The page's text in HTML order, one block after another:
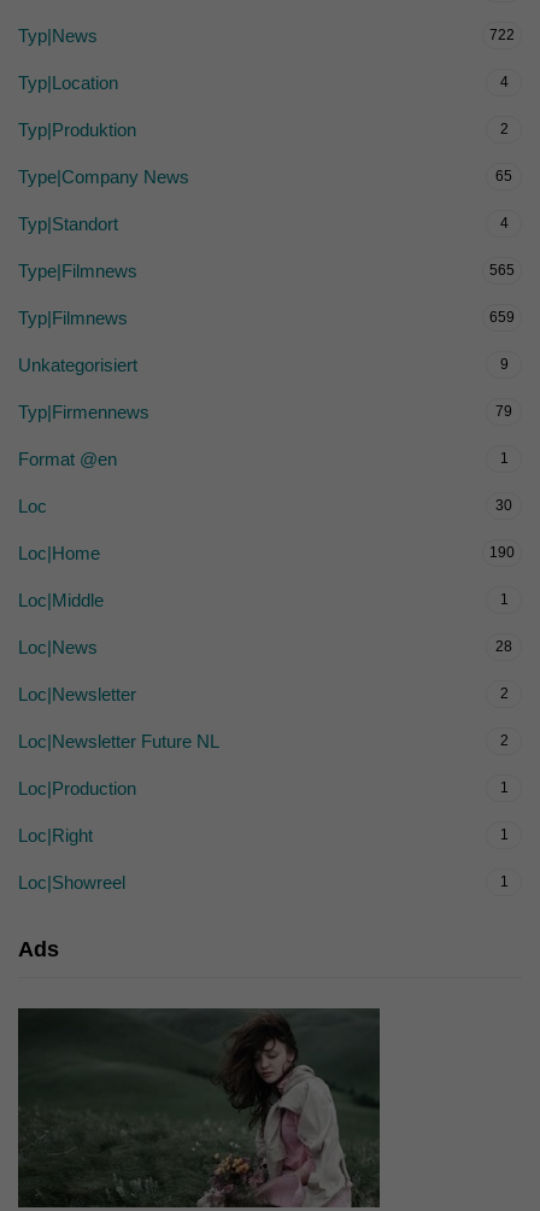
Typ|News 722
Typ|Location 4
Typ|Produktion 2
Type|Company News 65
Typ|Standort 4
Type|Filmnews 565
Typ|Filmnews 659
Unkategorisiert 9
Typ|Firmennews 79
Format @en 1
Loc 30
Loc|Home 190
Loc|Middle 1
Loc|News 28
Loc|Newsletter 2
Loc|Newsletter Future NL 2
Loc|Production 1
Loc|Right 1
Loc|Showreel 1
Ads